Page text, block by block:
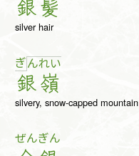
銀髪
silver hair
ぎん
銀
れい
嶺
silvery, snow-capped mountain
ぜんぎん